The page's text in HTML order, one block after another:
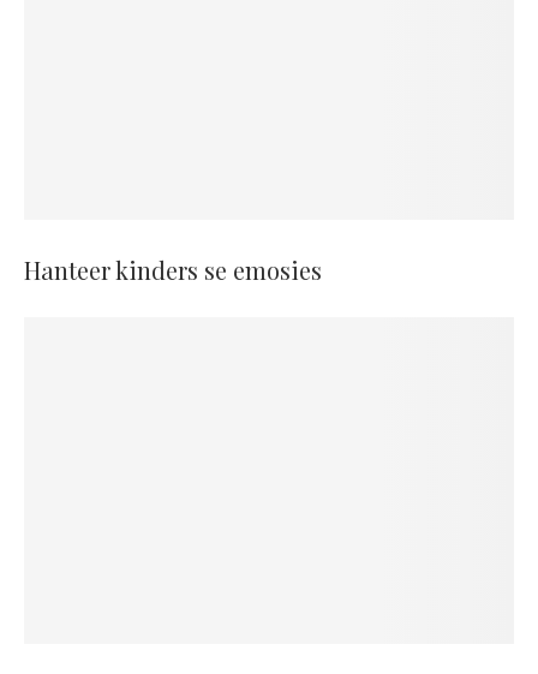
Hanteer kinders se emosies